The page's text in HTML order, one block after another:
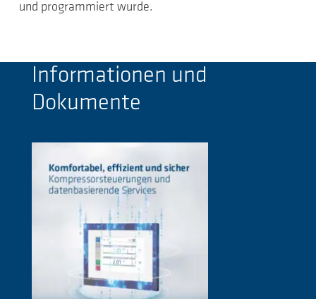
und programmiert wurde.
Informationen und
Dokumente